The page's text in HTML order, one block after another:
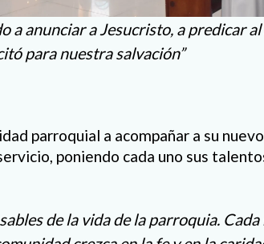
a anunciar a Jesucristo, a predicar
para nuestra salvación”
parroquial a acompañar a su
poniendo cada uno sus
de la vida de la parroquia.